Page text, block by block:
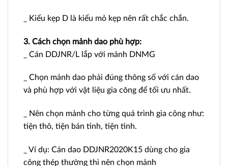
_ Kiểu kẹp D là kiểu mỏ kẹp nên rất chắc chắn.
3. Cách chọn mảnh dao phù hợp:
_ Cán DDJNR/L lắp với mảnh DNMG
_ Chọn mảnh dao phải đúng thông số với cán dao
và phù hợp với vật liệu gia công để tối ưu nhất.
_ Nên chọn mảnh cho từng quá trình gia công như:
tiện thô, tiện bán tinh, tiện tinh.
_ Ví dụ: Cán dao DDJNR2020K15 dùng cho gia
công thép thường thì nên chọn mảnh